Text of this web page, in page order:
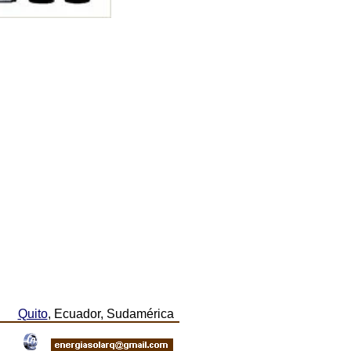
Quito, Ecuador, Sudamérica